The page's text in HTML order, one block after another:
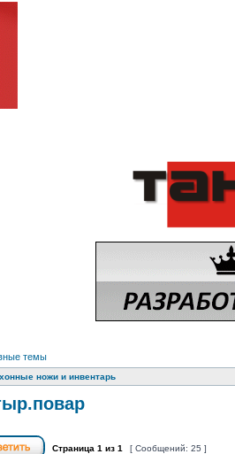
темы
ножи и инвентарь
Страница 1 из 1 [ Сообщений: 25 ]